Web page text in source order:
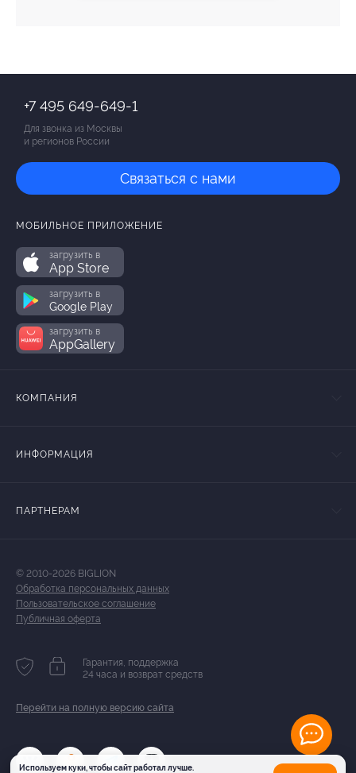
Используем куки, чтобы сайт работал лучше.
+7 495 649-649-1
Для звонка из Москвы
и регионов России
Связаться с нами
МОБИЛЬНОЕ ПРИЛОЖЕНИЕ
загрузить в
App Store
загрузить в
Google Play
загрузить в
AppGallery
КОМПАНИЯ
ИНФОРМАЦИЯ
ПАРТНЕРАМ
© 2010-2026 BIGLION
Обработка персональных данных
Пользовательское соглашение
Публичная оферта
Гарантия, поддержка
24 часа и возврат средств
Перейти на полную версию сайта